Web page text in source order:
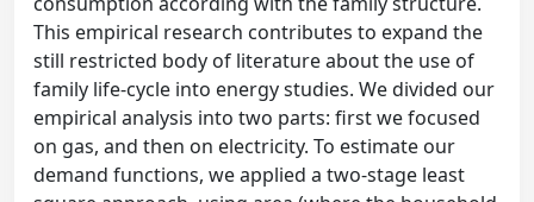
This empirical research contributes to expand the
still restricted body of literature about the use of
family life-cycle into energy studies. We divided our
empirical analysis into two parts: first we focused
on gas, and then on electricity. To estimate our
demand functions, we applied a two-stage least